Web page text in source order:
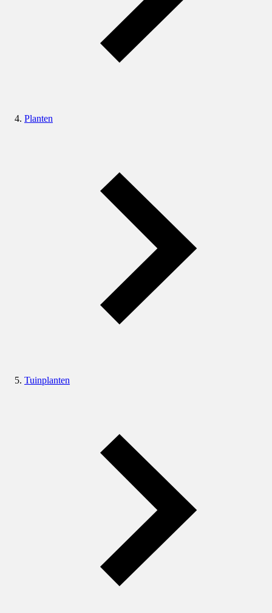
Planten
Tuinplanten